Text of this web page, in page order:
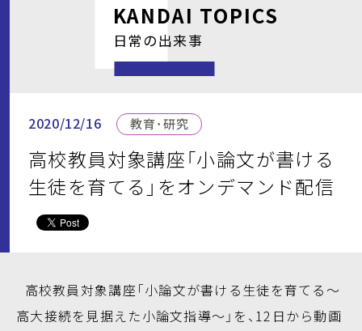
KANDAI TOPICS
日常の出来事
2020/12/16 教育・研究
高校教員対象講座「小論文が書ける
生徒を育てる」をオンデマンド配信
高校教員対象講座「小論文が書ける生徒を育てる～
高大接続を見据えた小論文指導～」を、12日から動画